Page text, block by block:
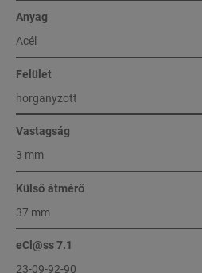
Anyag
Acél
Felület
horganyzott
Vastagság
3 mm
Külső átmérő
37 mm
eCl@ss 7.1
23-09-92-90